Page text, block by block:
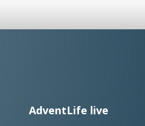
AdventLife live